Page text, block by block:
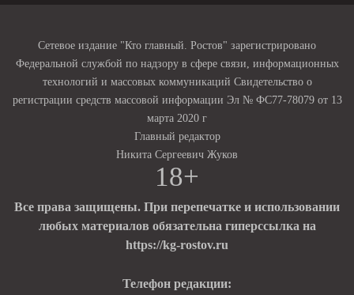
Сетевое издание "Кто главный. Ростов" зарегистрировано
Федеральной службой по надзору в сфере связи, информационных
технологий и массовых коммуникаций Свидетельство о
регистрации средств массовой информации Эл № ФС77-78079 от 13
марта 2020 г
Главный редактор
Никита Сергеевич Жуков
18+
Все права защищены. При перепечатке и использовании
любых материалов обязательна гиперссылка на
https://kg-rostov.ru
Телефон редакции: